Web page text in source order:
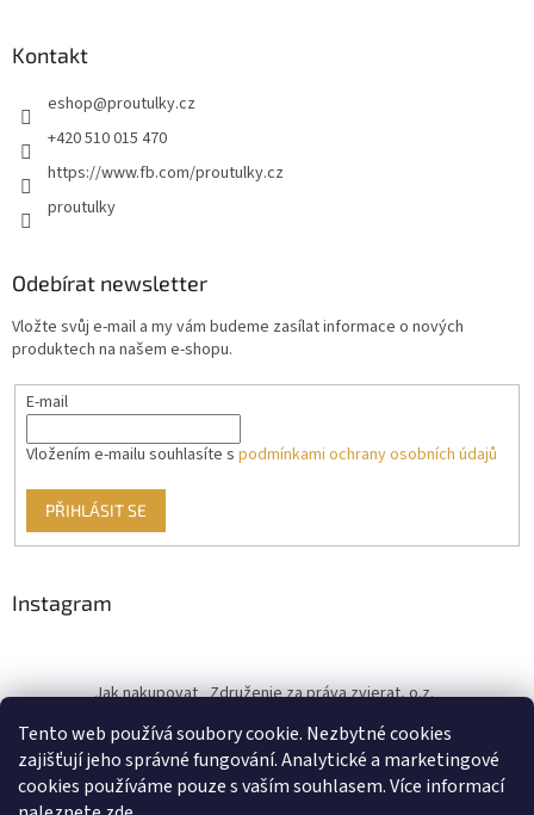
Tento web používá soubory cookie. Nezbytné cookies
zajišťují jeho správné fungování. Analytické a marketingové
cookies používáme pouze s vaším souhlasem. Více informací
Kontakt
eshop@proutulky.cz
+420 510 015 470
https://www.fb.com/proutulky.cz
proutulky
Odebírat newsletter
Vložte svůj e-mail a my vám budeme zasílat informace o nových
produktech na našem e-shopu.
E-mail
Vložením e-mailu souhlasíte s podmínkami ochrany osobních údajů
PŘIHLÁSIT SE
Instagram
Jak nakupovat Združenie za práva zvierat, o.z.
od ♥ vybudoval Filip Minár